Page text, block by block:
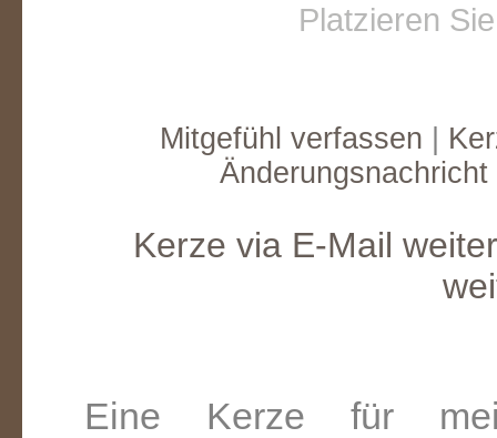
Platzieren
Mitgefühl verfassen
Kerze via E-Mail
Eine Kerze für